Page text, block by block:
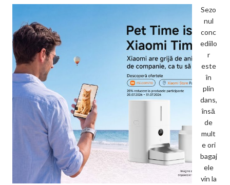
Sezo
nul
conc
ediilo
r
este
în
plin
dans,
însă
de
mult
e ori
bagaj
ele
vin la